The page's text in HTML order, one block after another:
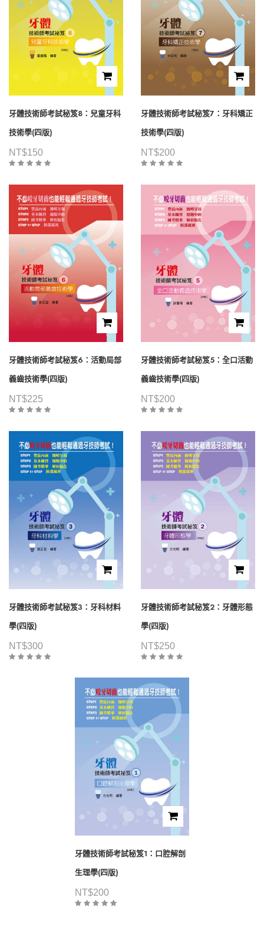
牙體技術師考試秘笈8：兒童牙科
技術學(四版)
NT$150
牙體技術師考試秘笈7：牙科矯正
技術學(四版)
NT$200
牙體技術師考試秘笈6：活動局部
義齒技術學(四版)
NT$225
牙體技術師考試秘笈5：全口活動
義齒技術學(四版)
NT$200
牙體技術師考試秘笈3：牙科材料
學(四版)
NT$300
牙體技術師考試秘笈2：牙體形態
學(四版)
NT$250
牙體技術師考試秘笈1：口腔解剖
生理學(四版)
NT$200